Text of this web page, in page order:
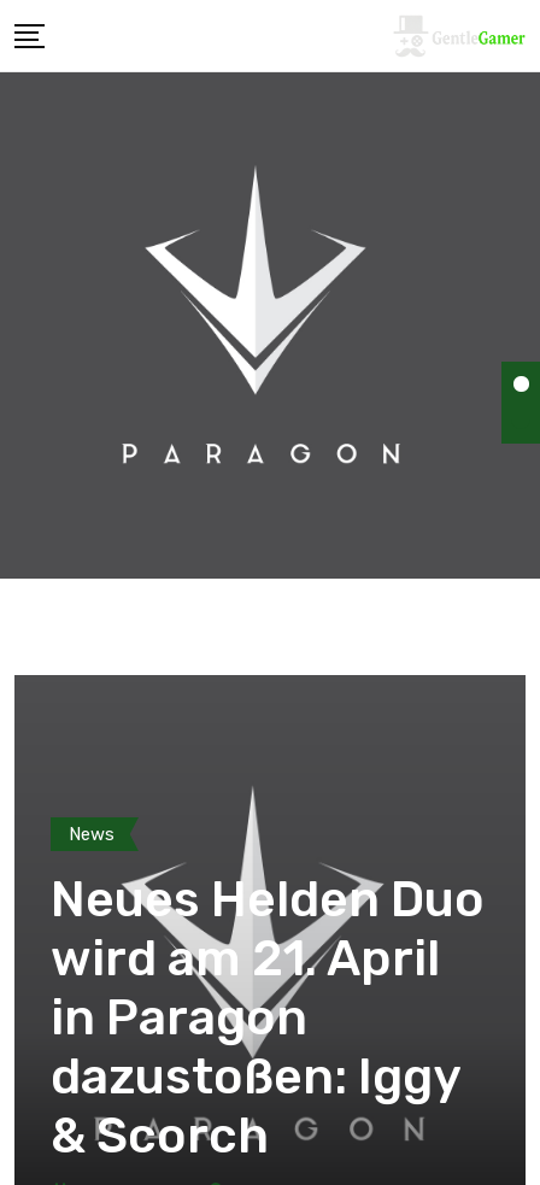
News
Neues Helden Duo
wird am 21. April
in Paragon
dazustoßen: Iggy
& Scorch